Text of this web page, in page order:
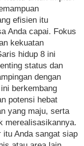
efisien itu
Anda capai. Fokus
kekuatan
hidup 8 ini
status dan
dengan
berkembang
potensi hebat
yang maju, serta
merealisasikannya.
Anda sangat siap